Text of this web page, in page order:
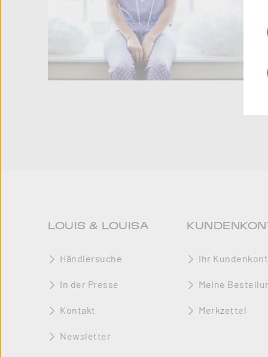
LOUIS & LOUISA
Händlersuche
In der Presse
Kontakt
Newsletter
Ihr
Meine
Merkzettel